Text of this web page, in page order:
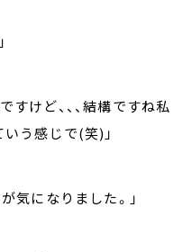
すけど、、、結構ですね私
う感じで(笑)」
気になりました。」